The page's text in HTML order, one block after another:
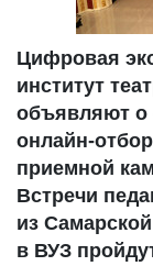
Цифровая
институт
объявляют о
онлайн-
приемной
Встречи
из
в ВУЗ